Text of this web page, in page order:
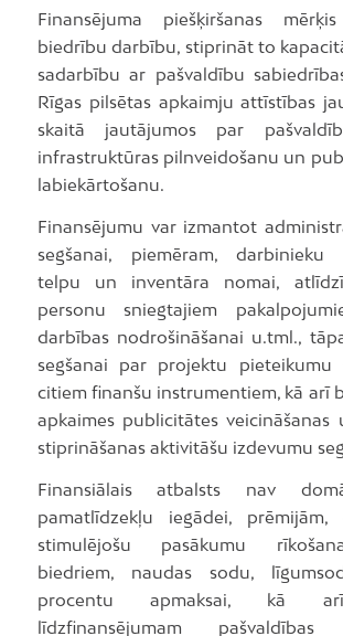
Finansējuma piešķiršanas
biedrību darbību, stiprināt to
sadarbību ar pašvaldību
Rīgas pilsētas apkaimju attīstības
skaitā jautājumos par
infrastruktūras pilnveidošanu un
labiekārtošanu.
Finansējumu var izmantot
segšanai, piemēram, darbinieku
telpu un inventāra nomai,
personu sniegtajiem
darbības nodrošināšanai u.tml.,
segšanai par projektu pieteikumu
citiem finanšu instrumentiem, kā arī
apkaimes publicitātes veicināšanas
stiprināšanas aktivitāšu izdevumu
Finansiālais atbalsts nav
pamatlīdzekļu iegādei, prēmijām,
stimulējošu pasākumu
biedriem, naudas sodu,
procentu apmaksai, kā
līdzfinansējumam pašvaldības